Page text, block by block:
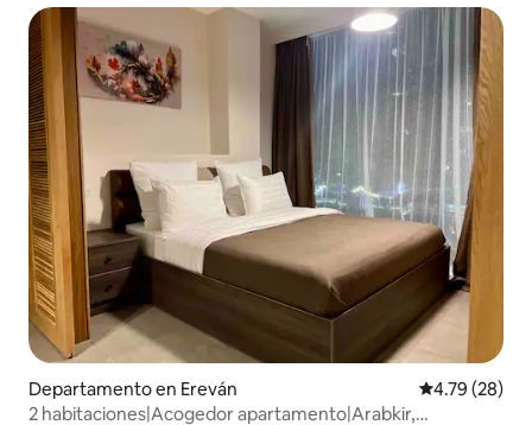
Departamento en Ereván Calificación
4.79 (28)
2 habitaciones|Acogedor apartamento|Arabkir,